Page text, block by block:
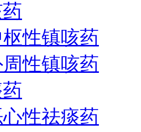
性镇咳药
性镇咳药
性祛痰药